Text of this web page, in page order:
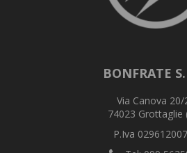
BONFRATE
Via Canova 20/
74023 Grottaglie
P.Iva